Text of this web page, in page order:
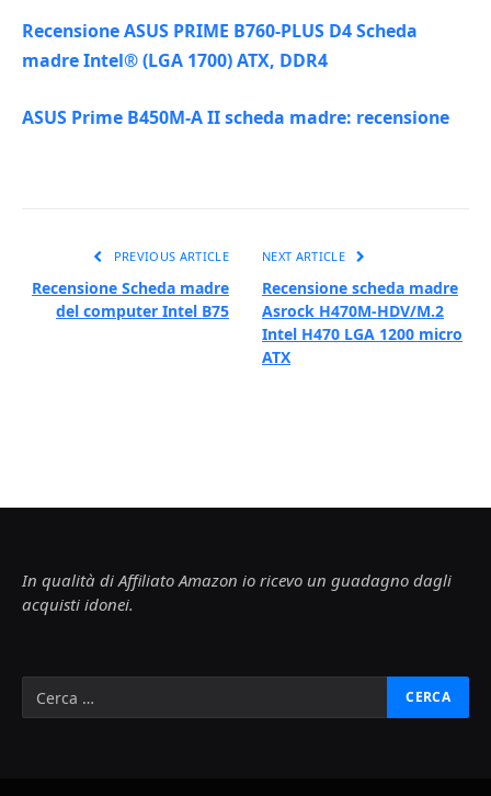
Recensione ASUS PRIME B760-PLUS D4 Scheda
madre Intel® (LGA 1700) ATX, DDR4
ASUS Prime B450M-A II scheda madre: recensione
PREVIOUS ARTICLE
Recensione Scheda madre
del computer Intel B75
NEXT ARTICLE
Recensione scheda madre
Asrock H470M-HDV/M.2
Intel H470 LGA 1200 micro
ATX
In qualità di Affiliato Amazon io ricevo un guadagno dagli
acquisti idonei.